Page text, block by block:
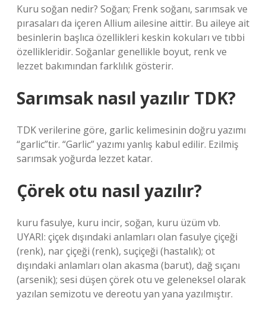
Kuru soğan nedir? Soğan; Frenk soğanı, sarımsak ve
pırasaları da içeren Allium ailesine aittir. Bu aileye ait
besinlerin başlıca özellikleri keskin kokuları ve tıbbi
özellikleridir. Soğanlar genellikle boyut, renk ve
lezzet bakımından farklılık gösterir.
Sarımsak nasıl yazılır TDK?
TDK verilerine göre, garlic kelimesinin doğru yazımı
“garlic”tir. “Garlic” yazımı yanlış kabul edilir. Ezilmiş
sarımsak yoğurda lezzet katar.
Çörek otu nasıl yazılır?
kuru fasulye, kuru incir, soğan, kuru üzüm vb.
UYARI: çiçek dışındaki anlamları olan fasulye çiçeği
(renk), nar çiçeği (renk), suçiçeği (hastalık); ot
dışındaki anlamları olan akasma (barut), dağ sıçanı
(arsenik); sesi düşen çörek otu ve geleneksel olarak
yazılan semizotu ve dereotu yan yana yazılmıştır.